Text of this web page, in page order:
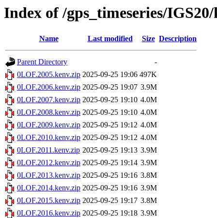
Index of /gps_timeseries/
Name Last modified Size Description
Parent Directory
-
0LOF.2005.kenv.zip 2025-09-25 19:06 497K
0LOF.2006.kenv.zip 2025-09-25 19:07 3.9M
0LOF.2007.kenv.zip 2025-09-25 19:10 4.0M
0LOF.2008.kenv.zip 2025-09-25 19:10 4.0M
0LOF.2009.kenv.zip 2025-09-25 19:12 4.0M
0LOF.2010.kenv.zip 2025-09-25 19:12 4.0M
0LOF.2011.kenv.zip 2025-09-25 19:13 3.9M
0LOF.2012.kenv.zip 2025-09-25 19:14 3.9M
0LOF.2013.kenv.zip 2025-09-25 19:16 3.8M
0LOF.2014.kenv.zip 2025-09-25 19:16 3.9M
0LOF.2015.kenv.zip 2025-09-25 19:17 3.8M
0LOF.2016.kenv.zip 2025-09-25 19:18 3.9M